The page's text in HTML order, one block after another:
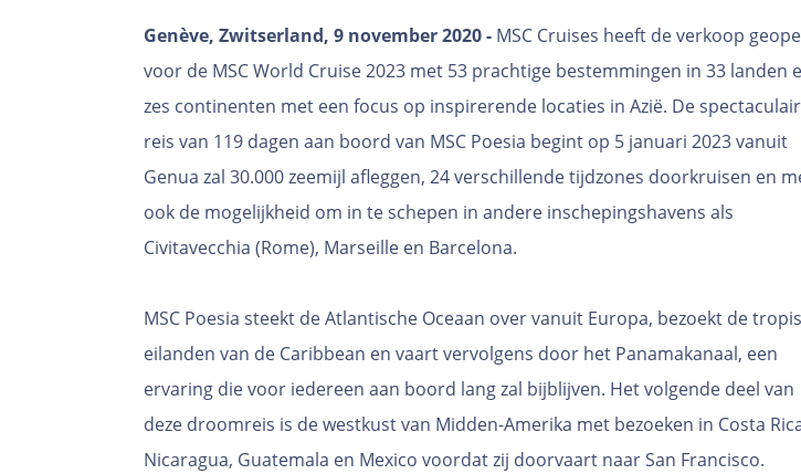
Genève, Zwitserland, 9 november 2020 - MSC Cruises heeft de verkoop
voor de MSC World Cruise 2023 met 53 prachtige bestemmingen in 33 landen
zes continenten met een focus op inspirerende locaties in Azië. De
reis van 119 dagen aan boord van MSC Poesia begint op 5 januari 2023 vanuit
Genua zal 30.000 zeemijl afleggen, 24 verschillende tijdzones doorkruisen en
ook de mogelijkheid om in te schepen in andere inschepingshavens als
Civitavecchia (Rome), Marseille en Barcelona.
MSC Poesia steekt de Atlantische Oceaan over vanuit Europa, bezoekt de
eilanden van de Caribbean en vaart vervolgens door het Panamakanaal, een
ervaring die voor iedereen aan boord lang zal bijblijven. Het volgende deel van
deze droomreis is de westkust van Midden-Amerika met bezoeken in Costa
Nicaragua, Guatemala en Mexico voordat zij doorvaart naar San Francisco.